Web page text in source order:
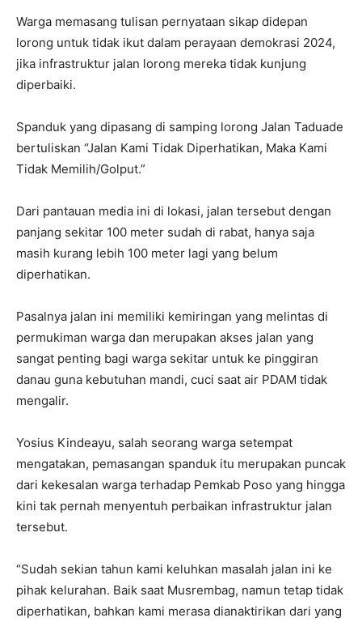
Warga memasang tulisan pernyataan sikap didepan
lorong untuk tidak ikut dalam perayaan demokrasi 2024,
jika infrastruktur jalan lorong mereka tidak kunjung
diperbaiki.
Spanduk yang dipasang di samping lorong Jalan Taduade
bertuliskan “Jalan Kami Tidak Diperhatikan, Maka Kami
Tidak Memilih/Golput.”
Dari pantauan media ini di lokasi, jalan tersebut dengan
panjang sekitar 100 meter sudah di rabat, hanya saja
masih kurang lebih 100 meter lagi yang belum
diperhatikan.
Pasalnya jalan ini memiliki kemiringan yang melintas di
permukiman warga dan merupakan akses jalan yang
sangat penting bagi warga sekitar untuk ke pinggiran
danau guna kebutuhan mandi, cuci saat air PDAM tidak
mengalir.
Yosius Kindeayu, salah seorang warga setempat
mengatakan, pemasangan spanduk itu merupakan puncak
dari kekesalan warga terhadap Pemkab Poso yang hingga
kini tak pernah menyentuh perbaikan infrastruktur jalan
tersebut.
“Sudah sekian tahun kami keluhkan masalah jalan ini ke
pihak kelurahan. Baik saat Musrembag, namun tetap tidak
diperhatikan, bahkan kami merasa dianaktirikan dari yang